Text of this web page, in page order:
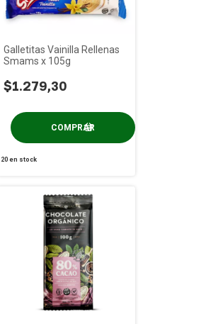
Galletitas Vainilla Rellenas
Smams x 105g
$1.279,30
20 en stock